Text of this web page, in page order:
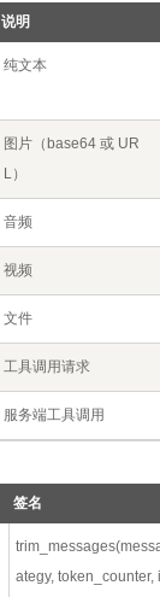
说明
纯文本
图片（base64 或 UR
L）
音频
视频
文件
工具调用请求
服务端工具调用
签名
ategy,